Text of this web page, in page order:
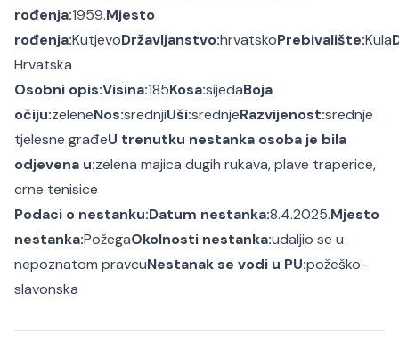
rođenja:1959.Mjesto
rođenja:KutjevoDržavljanstvo:hrvatskoPrebivalište:Kula
Hrvatska
Osobni opis:Visina:185Kosa:sijedaBoja
očiju:zeleneNos:srednjiUši:srednjeRazvijenost:srednje
tjelesne građeU trenutku nestanka osoba je bila
odjevena u:zelena majica dugih rukava, plave traperice,
crne tenisice
Podaci o nestanku:Datum nestanka:8.4.2025.Mjesto
nestanka:PožegaOkolnosti nestanka:udaljio se u
nepoznatom pravcuNestanak se vodi u PU:požeško-
slavonska